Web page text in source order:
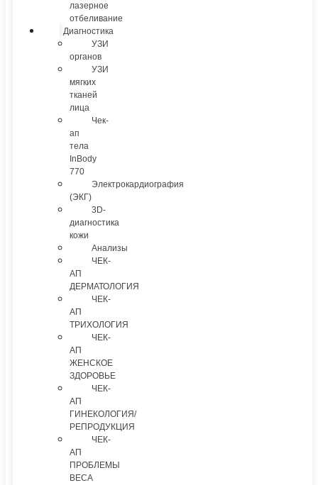
лазерное
отбеливание
Диагностика
УЗИ
органов
УЗИ
мягких
тканей
лица
Чек-
ап
тела
InBody
770
Электрокардиография
(ЭКГ)
3D-
диагностика
кожи
Анализы
ЧЕК-
АП
ДЕРМАТОЛОГИЯ
ЧЕК-
АП
ТРИХОЛОГИЯ
ЧЕК-
АП
ЖЕНСКОЕ
ЗДОРОВЬЕ
ЧЕК-
АП
ГИНЕКОЛОГИЯ/
РЕПРОДУКЦИЯ
ЧЕК-
АП
ПРОБЛЕМЫ
ВЕСА